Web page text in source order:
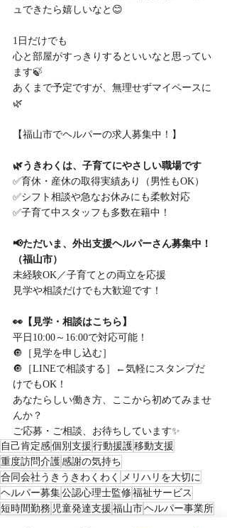
ュできたら嬉しいなと😊
1日だけでも
心と部屋がすっきりするといいなと思ってい
ます🍃
あくまで予定ですが、無理せずマイペースに
🌿
【福山市でヘルパーの求人募集中！】
🌿うきわくは、子育てにやさしい職場です
✅育休・産休の取得実績あり（男性もOK）
✅シフト相談や急なお休みにも柔軟対応
✅子育て中スタッフも多数在籍中！
📢ただいま、外出支援ヘルパーさん募集中！
（福山市）
未経験OK／子育てとの両立を応援
見学や相談だけでも大歓迎です！
👀【見学・相談はこちら】
平日10:00～16:00で対応可能！
🔘［見学を申し込む］
🔘［LINEで相談する］←気軽にスタンプだ
けでもOK！
あなたらしい働き方、ここから初めてみませ
んか？
ご応募・ご相談、お待ちしています✨
自己肯定感個別支援 行動援護移動支援
重度訪問介護感謝の気持ち
合同会社うきうきわくわく
メリハリを大切に
ヘルパー募集公認心理士監修福祉サービス
短時間勤務 児童発達支援 福山市ヘルパー事業所